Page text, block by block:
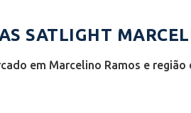
SATLIGHT
em Marcelino Ramos e região